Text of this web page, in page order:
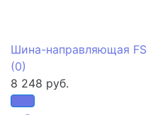
Шина-направляющая
(0)
8 248 руб.